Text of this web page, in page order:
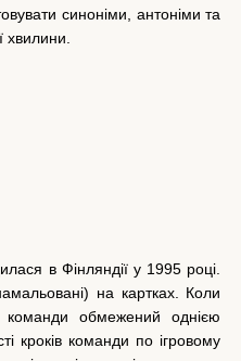
синоніми, антоніми та
хвилини.
в Фінляндії у 1995 році.
на картках. Коли
команди обмежений однією
кроків команди по ігровому